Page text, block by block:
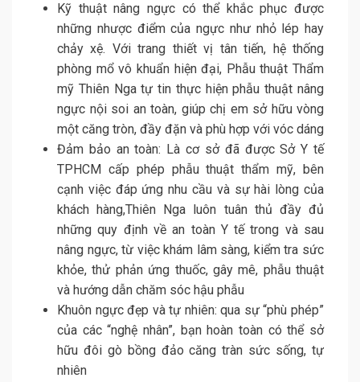
Kỹ thuật nâng ngực có thể khắc phục được
những nhược điểm của ngực như nhỏ lép hay
chảy xệ. Với trang thiết vị tân tiến, hệ thống
phòng mổ vô khuẩn hiện đại, Phẫu thuật Thẩm
mỹ Thiên Nga tự tin thực hiện phẫu thuật nâng
ngực nội soi an toàn, giúp chị em sở hữu vòng
một căng tròn, đầy đặn và phù hợp với vóc dáng
Đảm bảo an toàn: Là cơ sở đã được Sở Y tế
TPHCM cấp phép phẫu thuật thẩm mỹ, bên
cạnh việc đáp ứng nhu cầu và sự hài lòng của
khách hàng,Thiên Nga luôn tuân thủ đầy đủ
những quy định về an toàn Y tế trong và sau
nâng ngực, từ việc khám lâm sàng, kiểm tra sức
khỏe, thử phản ứng thuốc, gây mê, phẫu thuật
và hướng dẫn chăm sóc hậu phẫu
Khuôn ngực đẹp và tự nhiên: qua sự “phù phép”
của các “nghệ nhân”, bạn hoàn toàn có thể sở
hữu đôi gò bồng đảo căng tràn sức sống, tự
nhiên